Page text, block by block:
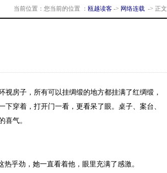
当前位置：您当前的位置 ： 瓯越读客 -> 网络连载 -> 正文
房子，所有可以挂绸缎的地方都挂满了红绸缎，
穿着，打开门一看，更看呆了眼。桌子、案台、
喜气。
乎劲，她一直看着他，眼里充满了感激。